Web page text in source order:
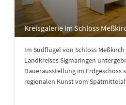
Kreisgalerie im Schloss
Im Südflügel von Schloss
Landkreises Sigmaringen
Dauerausstellung im Erdgeschoss
regionalen Kunst vom